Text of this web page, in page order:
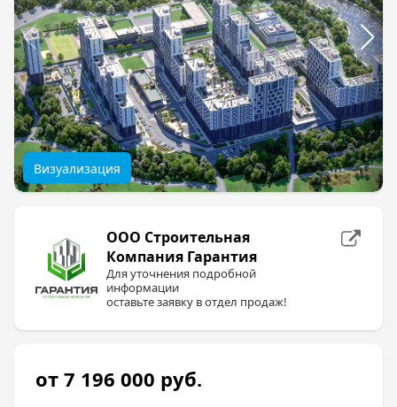
Визуализация
ООО Строительная
Компания Гарантия
Для уточнения подробной
информации
оставьте заявку в отдел продаж!
от 7 196 000 руб.